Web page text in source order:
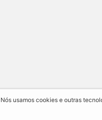
usamos cookies e outras